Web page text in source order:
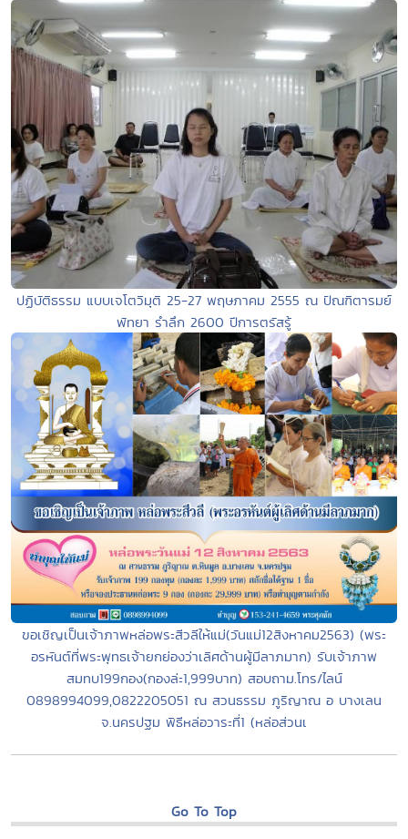
ปฏิบัติธรรม แบบเจโตวิมุติ 25-27 พฤษภาคม 2555 ณ ปัณฑิตารมย์
พัทยา รำลึก 2600 ปีการตรัสรู้
ขอเชิญเป็นเจ้าภาพหล่อพระสีวลีให้แม่(วันแม่12สิงหาคม2563) (พระ
อรหันต์ที่พระพุทธเจ้ายกย่องว่าเลิศด้านผู้มีลาภมาก) รับเจ้าภาพ
สมทบ199กอง(กองล่ะ1,999บาท) สอบถาม.โทร/ไลน์
0898994099,0822205051 ณ สวนธรรม ภูริญาณ อ บางเลน
จ.นครปฐม พิธีหล่อวาระที่1 (หล่อส่วนเ
Go To Top